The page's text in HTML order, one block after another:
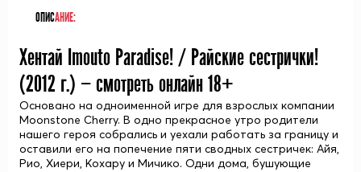
ОПИСАНИЕ:
Хентай Imouto Paradise! / Райские сестрички!
(2012 г.) — смотреть онлайн 18+
Основано на одноименной игре для взрослых компании
Moonstone Cherry. В одно прекрасное утро родители
нашего героя собрались и уехали работать за границу и
оставили его на попечение пяти сводных сестричек: Айя,
Рио, Хиери, Кохару и Мичико. Одни дома, бушующие